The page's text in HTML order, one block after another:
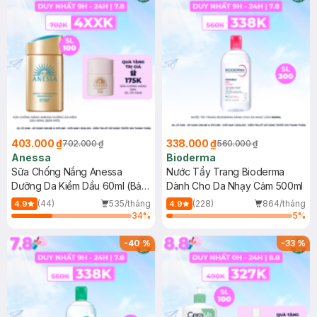
403.000 ₫702.000 ₫
Anessa
Sữa Chống Nắng Anessa
Dưỡng Da Kiềm Dầu 60ml (Bản
Mới)
4.9 (44)
535/tháng
34%
338.000 ₫560.000 ₫
Bioderma
Nước Tẩy Trang Bioderma
Dành Cho Da Nhạy Cảm 500ml
4.9 (228)
864/tháng
5%
-40% -33%